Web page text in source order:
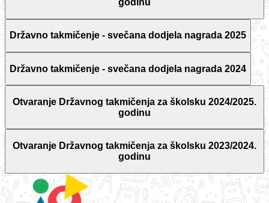
godinu
Državno takmičenje - svečana dodjela nagrada 2025
Državno takmičenje - svečana dodjela nagrada 2024
Otvaranje Državnog takmičenja za školsku 2024/2025.
godinu
Otvaranje Državnog takmičenja za školsku 2023/2024.
godinu